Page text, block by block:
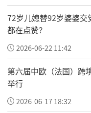
图源：21 世纪经
上海GDP增速
吉林7.7%、内蒙
72岁儿媳替92岁婆婆交
都在点赞？
2026-06-22 11:42
第六届中欧（法国）跨
举行
2026-06-17 18:32